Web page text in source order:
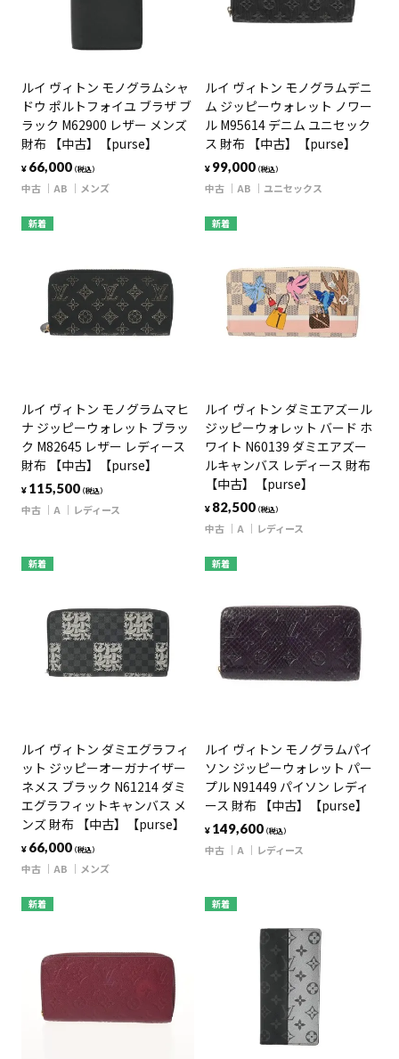
ルイ ヴィトン モノグラムシャ
ドウ ポルトフォイユ ブラザ ブ
ラック M62900 レザー メンズ
財布 【中古】【purse】
¥ 66,000（税込）
中古 AB メンズ
ルイ ヴィトン モノグラムデニ
ム ジッピーウォレット ノワー
ル M95614 デニム ユニセック
ス 財布 【中古】【purse】
¥ 99,000（税込）
中古 AB ユニセックス
新着
ルイ ヴィトン モノグラムマヒ
ナ ジッピーウォレット ブラッ
ク M82645 レザー レディース
財布 【中古】【purse】
¥ 115,500（税込）
中古 A レディース
新着
ルイ ヴィトン ダミエアズール
ジッピーウォレット バード ホ
ワイト N60139 ダミエアズー
ルキャンバス レディース 財布
【中古】【purse】
¥ 82,500（税込）
中古 A レディース
新着
ルイ ヴィトン ダミエグラフィ
ット ジッピーオーガナイザー
ネメス ブラック N61214 ダミ
エグラフィットキャンバス メ
ンズ 財布 【中古】【purse】
¥ 66,000（税込）
中古 AB メンズ
新着
ルイ ヴィトン モノグラムパイ
ソン ジッピーウォレット パー
プル N91449 パイソン レディ
ース 財布 【中古】【purse】
¥ 149,600（税込）
中古 A レディース
新着 新着